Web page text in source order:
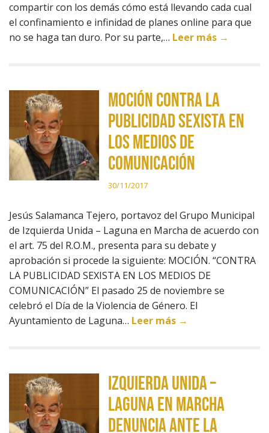
compartir con los demás cómo está llevando cada cual
el confinamiento e infinidad de planes online para que
no se haga tan duro. Por su parte,… Leer más →
MOCIÓN CONTRA LA
PUBLICIDAD SEXISTA EN
LOS MEDIOS DE
COMUNICACIÓN
30/11/2017
Jesús Salamanca Tejero, portavoz del Grupo Municipal
de Izquierda Unida – Laguna en Marcha de acuerdo con
el art. 75 del R.O.M., presenta para su debate y
aprobación si procede la siguiente: MOCIÓN. “CONTRA
LA PUBLICIDAD SEXISTA EN LOS MEDIOS DE
COMUNICACIÓN” El pasado 25 de noviembre se
celebró el Día de la Violencia de Género. El
Ayuntamiento de Laguna… Leer más →
IZQUIERDA UNIDA –
LAGUNA EN MARCHA
DENUNCIA ANTE LA